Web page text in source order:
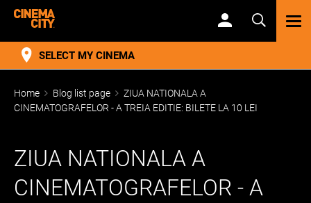
SELECT MY CINEMA
Home Blog list page
ZIUA NATIONALA A
CINEMATOGRAFELOR - A TREIA EDITIE: BILETE LA 10 LEI
ZIUA NATIONALA A
CINEMATOGRAFELOR - A